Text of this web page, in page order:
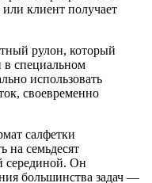
клиент получает
рулон, который
в специальном
использовать
своевременно
салфетки
на семьдесят
серединой. Он
большинства задач —